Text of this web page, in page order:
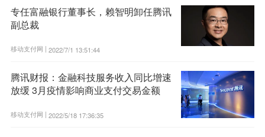
专任富融银行董事长，赖智明卸任腾讯
副总裁
移动支付网 | 2022/7/1 13:51:44
腾讯财报：金融科技服务收入同比增速
放缓 3月疫情影响商业支付交易金额
移动支付网 | 2022/5/18 17:36:35